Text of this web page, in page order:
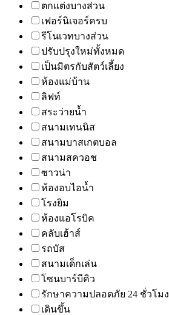
ตกแต่งบางส่วน
เฟอร์นิเจอร์ครบ
รีโนเวทบางส่วน
ปรับปรุงใหม่ทั้งหมด
เป็นมิตรกับสัตว์เลี้ยง
ห้องแม่บ้าน
ลิฟท์
สระว่ายน้ำ
สนามเทนนิส
สนามบาสเกตบอล
สนามสควอช
ซาวน่า
ห้องอบไอน้ำ
โรงยิม
ห้องแอโรบิค
คลับเฮ้าส์
รถบัส
สนามเด็กเล่น
โซนบาร์บีคิว
รักษาความปลอดภัย 24 ชั่วโมง
เดินขึ้น